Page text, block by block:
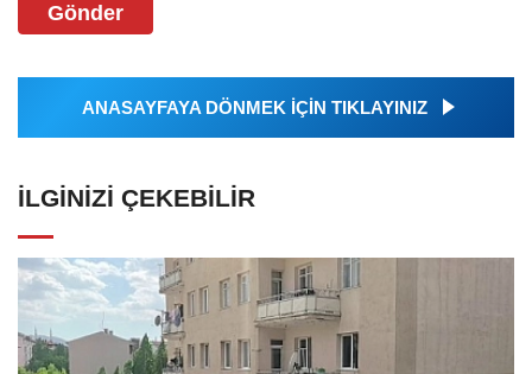
Gönder
ANASAYFAYA DÖNMEK İÇİN TIKLAYINIZ
İLGINIZI ÇEKEBILIR